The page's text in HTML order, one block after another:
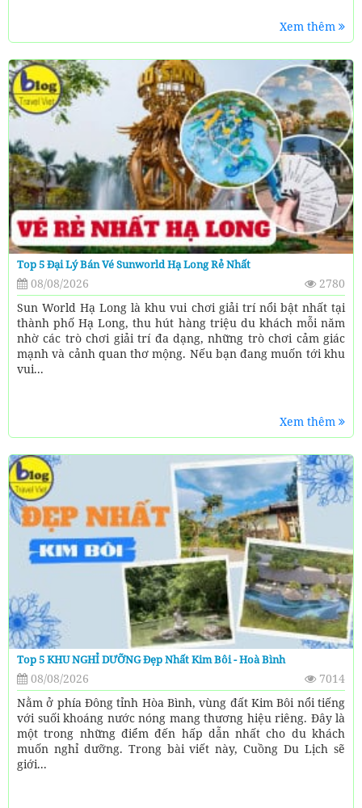
Xem thêm
Top 5 Đại Lý Bán Vé Sunworld Hạ Long Rẻ Nhất
08/08/2026
2780
Sun World Hạ Long là khu vui chơi giải trí nổi bật nhất tại
thành phố Hạ Long, thu hút hàng triệu du khách mỗi năm
nhờ các trò chơi giải trí đa dạng, những trò chơi cảm giác
mạnh và cảnh quan thơ mộng. Nếu bạn đang muốn tới khu
vui...
Xem thêm
Top 5 KHU NGHỈ DƯỠNG Đẹp Nhất Kim Bôi - Hoà Bình
08/08/2026
7014
Nằm ở phía Đông tỉnh Hòa Bình, vùng đất Kim Bôi nổi tiếng
với suối khoáng nước nóng mang thương hiệu riêng. Đây là
một trong những điểm đến hấp dẫn nhất cho du khách
muốn nghỉ dưỡng. Trong bài viết này, Cuồng Du Lịch sẽ
giới...